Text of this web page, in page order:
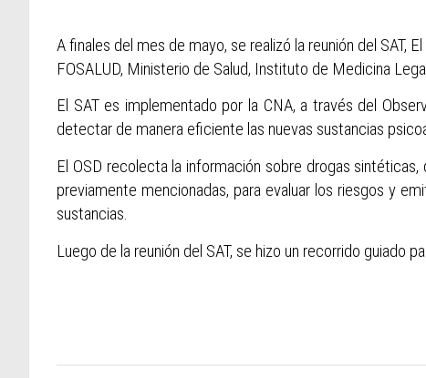
A finales del mes de mayo, se realizó la reunión del SAT,
FOSALUD, Ministerio de Salud, Instituto de Medicina
El SAT es implementado por la CNA, a través del
detectar de manera eficiente las nuevas sustancias
El OSD recolecta la información sobre drogas
previamente mencionadas, para evaluar los riesgos y
sustancias.
Luego de la reunión del SAT, se hizo un recorrido guiado